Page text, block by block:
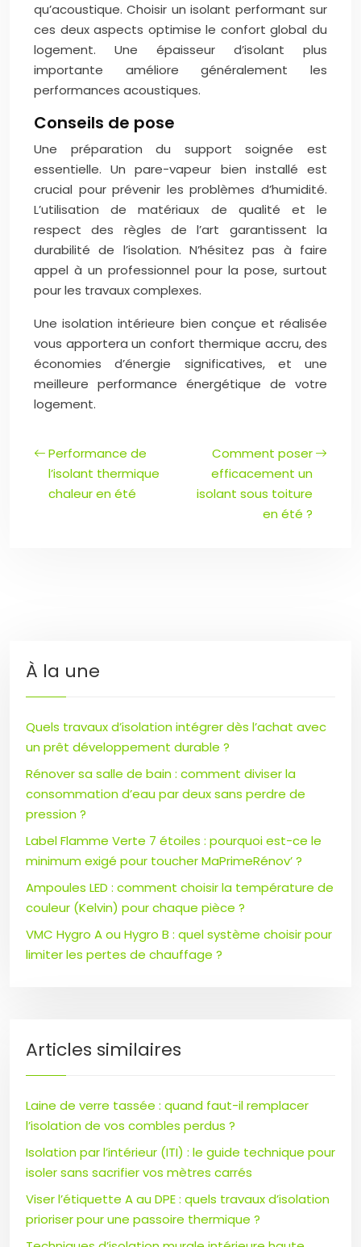
qu’acoustique. Choisir un isolant performant sur
ces deux aspects optimise le confort global du
logement. Une épaisseur d’isolant plus
importante améliore généralement les
performances acoustiques.
Conseils de pose
Une préparation du support soignée est
essentielle. Un pare-vapeur bien installé est
crucial pour prévenir les problèmes d’humidité.
L’utilisation de matériaux de qualité et le
respect des règles de l’art garantissent la
durabilité de l’isolation. N’hésitez pas à faire
appel à un professionnel pour la pose, surtout
pour les travaux complexes.
Une isolation intérieure bien conçue et réalisée
vous apportera un confort thermique accru, des
économies d’énergie significatives, et une
meilleure performance énergétique de votre
logement.
Performance de
l’isolant thermique
chaleur en été
Comment poser
efficacement un
isolant sous toiture
en été ?
À la une
Quels travaux d’isolation intégrer dès l’achat avec
un prêt développement durable ?
Rénover sa salle de bain : comment diviser la
consommation d’eau par deux sans perdre de
pression ?
Label Flamme Verte 7 étoiles : pourquoi est-ce le
minimum exigé pour toucher MaPrimeRénov’ ?
Ampoules LED : comment choisir la température de
couleur (Kelvin) pour chaque pièce ?
VMC Hygro A ou Hygro B : quel système choisir pour
limiter les pertes de chauffage ?
Articles similaires
Laine de verre tassée : quand faut-il remplacer
l’isolation de vos combles perdus ?
Isolation par l’intérieur (ITI) : le guide technique pour
isoler sans sacrifier vos mètres carrés
Viser l’étiquette A au DPE : quels travaux d’isolation
prioriser pour une passoire thermique ?